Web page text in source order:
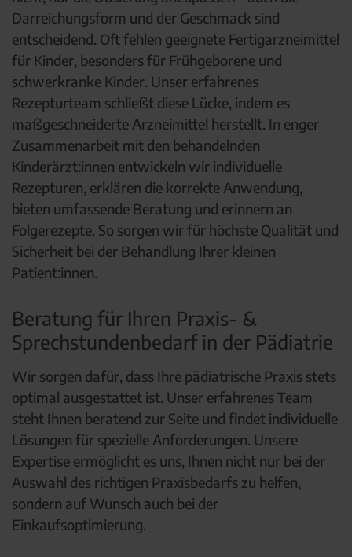
Darreichungsform und der Geschmack sind
entscheidend. Oft fehlen geeignete Fertigarzneimittel
für Kinder, besonders für Frühgeborene und
schwerkranke Kinder. Unser erfahrenes
Rezepturteam schließt diese Lücke, indem es
maßgeschneiderte Arzneimittel herstellt. In enger
Zusammenarbeit mit den behandelnden
Kinderärzt:innen entwickeln wir individuelle
Rezepturen, erklären die korrekte Anwendung,
bieten umfassende Beratung und erinnern an
Folgerezepte. So sorgen wir für höchste Qualität und
Sicherheit bei der Behandlung Ihrer kleinen
Patient:innen.
Beratung für Ihren Praxis- &
Sprechstundenbedarf in der Pädiatrie
Wir sorgen dafür, dass Ihre pädiatrische Praxis stets
optimal ausgestattet ist. Unser erfahrenes Team
steht Ihnen beratend zur Seite und findet individuelle
Lösungen für spezielle Anforderungen. Unsere
Expertise ermöglicht es uns, Ihnen nicht nur bei der
Auswahl des richtigen Praxisbedarfs zu helfen,
sondern auf Wunsch auch bei der
Einkaufsoptimierung.